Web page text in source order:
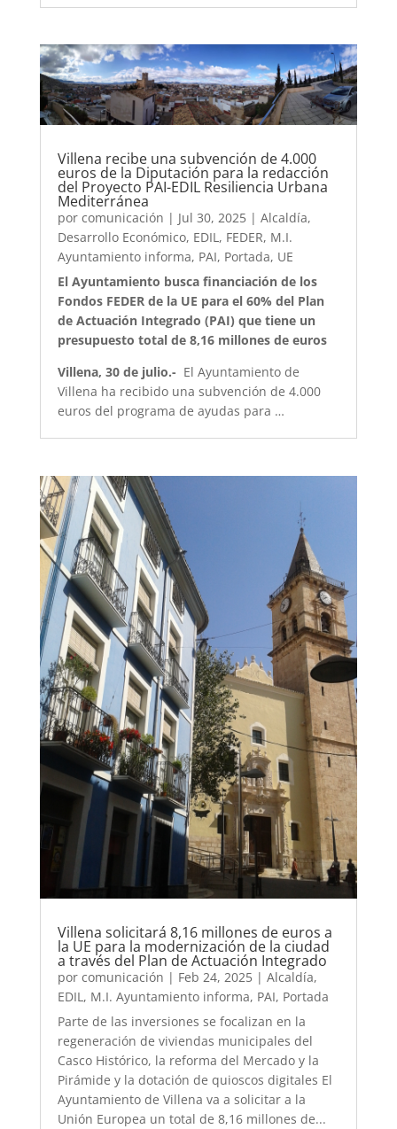
Villena recibe una subvención de 4.000
euros de la Diputación para la redacción
del Proyecto PAI-EDIL Resiliencia Urbana
Mediterránea
por comunicación | Jul 30, 2025| Alcaldía,
Desarrollo Económico, EDIL, FEDER, M.I.
Ayuntamiento informa, PAI, Portada, UE
El Ayuntamiento busca financiación de los
Fondos FEDER de la UE para el 60% del Plan
de Actuación Integrado (PAI) que tiene un
presupuesto total de 8,16 millones de euros
Villena, 30 de julio.- El Ayuntamiento de
Villena ha recibido una subvención de 4.000
euros del programa de ayudas para …
Villena solicitará 8,16 millones de euros a
la UE para la modernización de la ciudad
a través del Plan de Actuación Integrado
por comunicación | Feb 24, 2025| Alcaldía,
EDIL, M.I. Ayuntamiento informa, PAI, Portada
Parte de las inversiones se focalizan en la
regeneración de viviendas municipales del
Casco Histórico, la reforma del Mercado y la
Pirámide y la dotación de quioscos digitales El
Ayuntamiento de Villena va a solicitar a la
Unión Europea un total de 8,16 millones de...